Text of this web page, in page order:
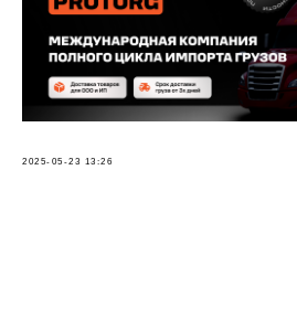
2025-05-23 13:26